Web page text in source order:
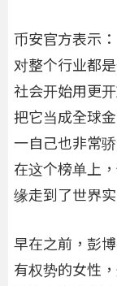
币安官方表示
对整个行业都
社会开始用更
把它当成全球
一自己也非常
在这个榜单上
缘走到了世界
早在之前，彭
有权势的女性